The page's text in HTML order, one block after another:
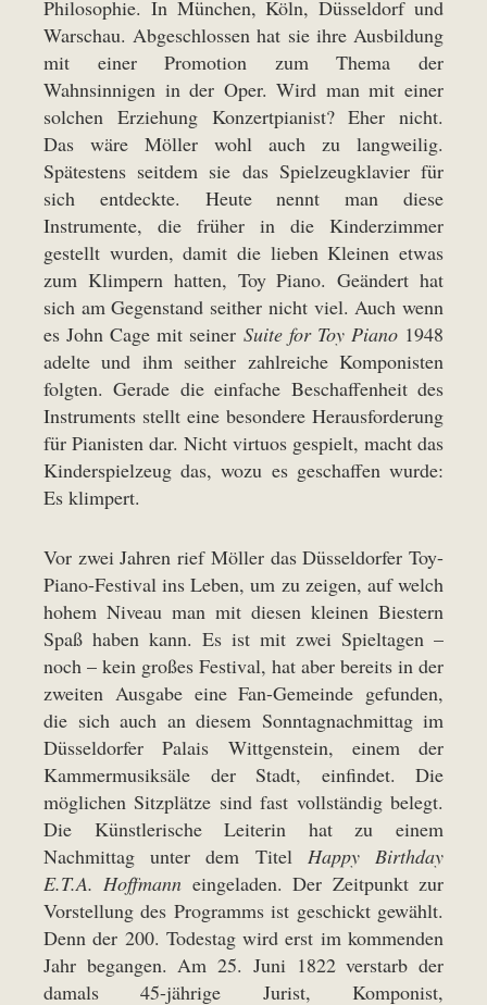
Philosophie. In München, Köln, Düsseldorf und
Warschau. Abgeschlossen hat sie ihre Ausbildung
mit einer Promotion zum Thema der
Wahnsinnigen in der Oper. Wird man mit einer
solchen Erziehung Konzertpianist? Eher nicht.
Das wäre Möller wohl auch zu langweilig.
Spätestens seitdem sie das Spielzeugklavier für
sich entdeckte. Heute nennt man diese
Instrumente, die früher in die Kinderzimmer
gestellt wurden, damit die lieben Kleinen etwas
zum Klimpern hatten, Toy Piano. Geändert hat
sich am Gegenstand seither nicht viel. Auch wenn
es John Cage mit seiner Suite for Toy Piano1948
adelte und ihm seither zahlreiche Komponisten
folgten. Gerade die einfache Beschaffenheit des
Instruments stellt eine besondere Herausforderung
für Pianisten dar. Nicht virtuos gespielt, macht das
Kinderspielzeug das, wozu es geschaffen wurde:
Es klimpert.
Vor zwei Jahren rief Möller das Düsseldorfer Toy-
Piano-Festival ins Leben, um zu zeigen, auf welch
hohem Niveau man mit diesen kleinen Biestern
Spaß haben kann. Es ist mit zwei Spieltagen –
noch – kein großes Festival, hat aber bereits in der
zweiten Ausgabe eine Fan-Gemeinde gefunden,
die sich auch an diesem Sonntagnachmittag im
Düsseldorfer Palais Wittgenstein, einem der
Kammermusiksäle der Stadt, einfindet. Die
möglichen Sitzplätze sind fast vollständig belegt.
Die Künstlerische Leiterin hat zu einem
Nachmittag unter dem Titel Happy Birthday
E.T.A. Hoffmann eingeladen. Der Zeitpunkt zur
Vorstellung des Programms ist geschickt gewählt.
Denn der 200. Todestag wird erst im kommenden
Jahr begangen. Am 25. Juni 1822 verstarb der
damals 45-jährige Jurist, Komponist,